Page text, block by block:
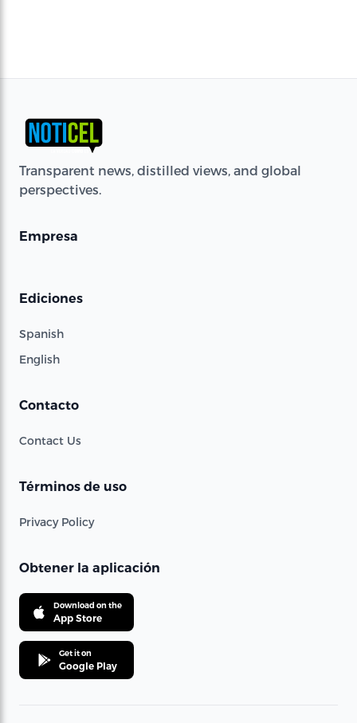
Transparent news, distilled views, and global
perspectives.
Empresa
Ediciones
Spanish
English
Contacto
Contact Us
Términos de uso
Privacy Policy
Obtener la aplicación
Download on the
App Store
Get it on
Google Play